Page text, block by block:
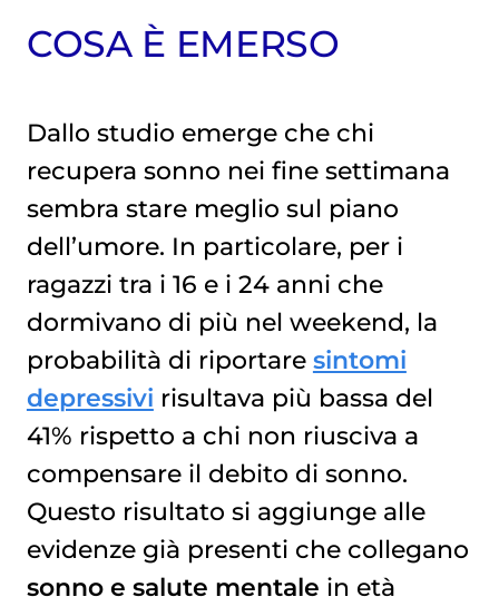
COSA È EMERSO
Dallo studio emerge che chi
recupera sonno nei fine settimana
sembra stare meglio sul piano
dell’umore. In particolare, per i
ragazzi tra i 16 e i 24 anni che
dormivano di più nel weekend, la
probabilità di riportare sintomi
depressivi risultava più bassa del
41% rispetto a chi non riusciva a
compensare il debito di sonno.
Questo risultato si aggiunge alle
evidenze già presenti che collegano
sonno e salute mentale in età